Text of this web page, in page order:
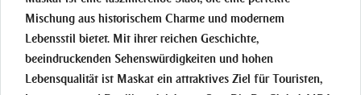
Mischung aus historischem Charme und modernem
Lebensstil bietet. Mit ihrer reichen Geschichte,
beeindruckenden Sehenswürdigkeiten und hohen
Lebensqualität ist Maskat ein attraktives Ziel für Touristen,